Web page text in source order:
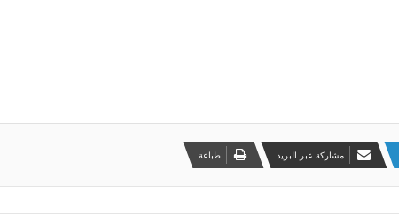
مشاركة عبر البريد طباعة